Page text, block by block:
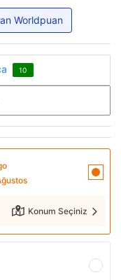
Worldpuan
10
Konum Seçiniz